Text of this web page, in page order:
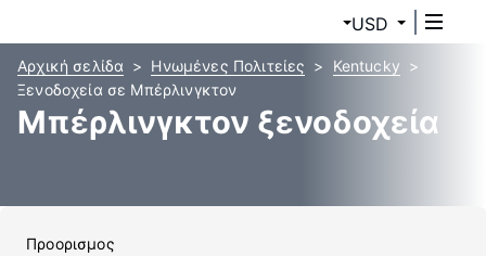
USD
Αρχική σελίδα Ηνωμένες Πολιτείες
Kentucky
Ξενοδοχεία σε Μπέρλινγκτον
Μπέρλινγκτον ξενοδοχεία
Προορισμος